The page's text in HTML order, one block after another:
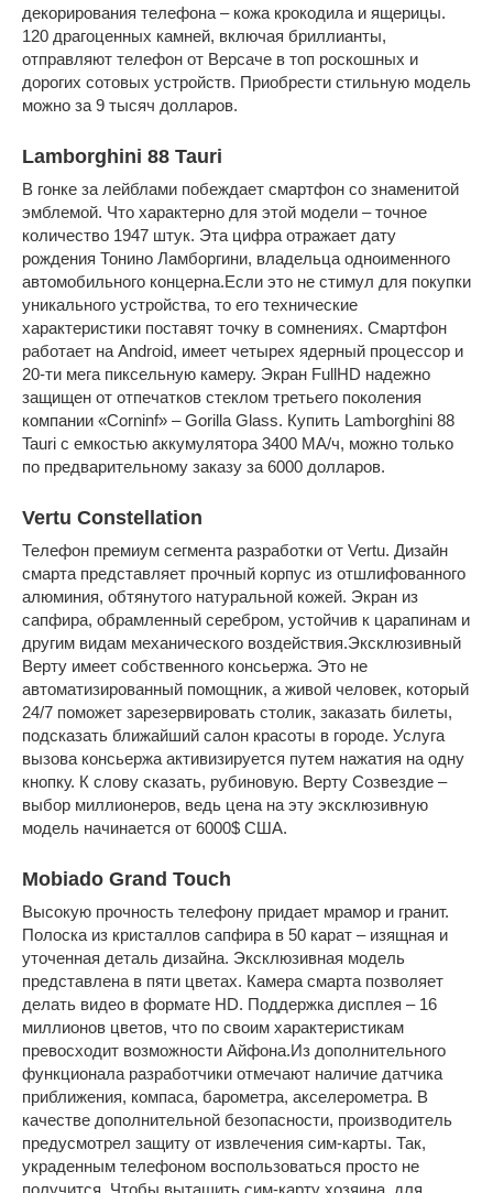
декорирования телефона – кожа крокодила и ящерицы.
120 драгоценных камней, включая бриллианты,
отправляют телефон от Версаче в топ роскошных и
дорогих сотовых устройств. Приобрести стильную модель
можно за 9 тысяч долларов.
Lamborghini 88 Tauri
В гонке за лейблами побеждает смартфон со знаменитой
эмблемой. Что характерно для этой модели – точное
количество 1947 штук. Эта цифра отражает дату
рождения Тонино Ламборгини, владельца одноименного
автомобильного концерна.Если это не стимул для покупки
уникального устройства, то его технические
характеристики поставят точку в сомнениях. Смартфон
работает на Android, имеет четырех ядерный процессор и
20-ти мега пиксельную камеру. Экран FullHD надежно
защищен от отпечатков стеклом третьего поколения
компании «Corninf» – Gorilla Glass. Купить Lamborghini 88
Tauri с емкостью аккумулятора 3400 МА/ч, можно только
по предварительному заказу за 6000 долларов.
Vertu Constellation
Телефон премиум сегмента разработки от Vertu. Дизайн
смарта представляет прочный корпус из отшлифованного
алюминия, обтянутого натуральной кожей. Экран из
сапфира, обрамленный серебром, устойчив к царапинам и
другим видам механического воздействия.Эксклюзивный
Верту имеет собственного консьержа. Это не
автоматизированный помощник, а живой человек, который
24/7 поможет зарезервировать столик, заказать билеты,
подсказать ближайший салон красоты в городе. Услуга
вызова консьержа активизируется путем нажатия на одну
кнопку. К слову сказать, рубиновую. Верту Созвездие –
выбор миллионеров, ведь цена на эту эксклюзивную
модель начинается от 6000$ США.
Mobiado Grand Touch
Высокую прочность телефону придает мрамор и гранит.
Полоска из кристаллов сапфира в 50 карат – изящная и
уточенная деталь дизайна. Эксклюзивная модель
представлена в пяти цветах. Камера смарта позволяет
делать видео в формате HD. Поддержка дисплея – 16
миллионов цветов, что по своим характеристикам
превосходит возможности Айфона.Из дополнительного
функционала разработчики отмечают наличие датчика
приближения, компаса, барометра, акселерометра. В
качестве дополнительной безопасности, производитель
предусмотрел защиту от извлечения сим-карты. Так,
украденным телефоном воспользоваться просто не
получится. Чтобы вытащить сим-карту хозяина, для